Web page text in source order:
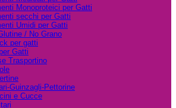
Monoproteici per Gatti
secchi per Gatti
Umidi per Gatti
/ No Grano
per gatti
Gatti
Trasportino
Guinzagli-Pettorine
e Cucce